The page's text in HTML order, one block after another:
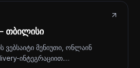
თბილისი
ვებსაიტი მენიუთი, ონლაინ
ინტეგრაციით.…